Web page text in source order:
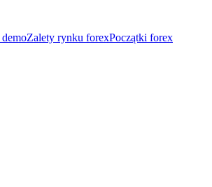
Zalety rynku forexPoczątki forex